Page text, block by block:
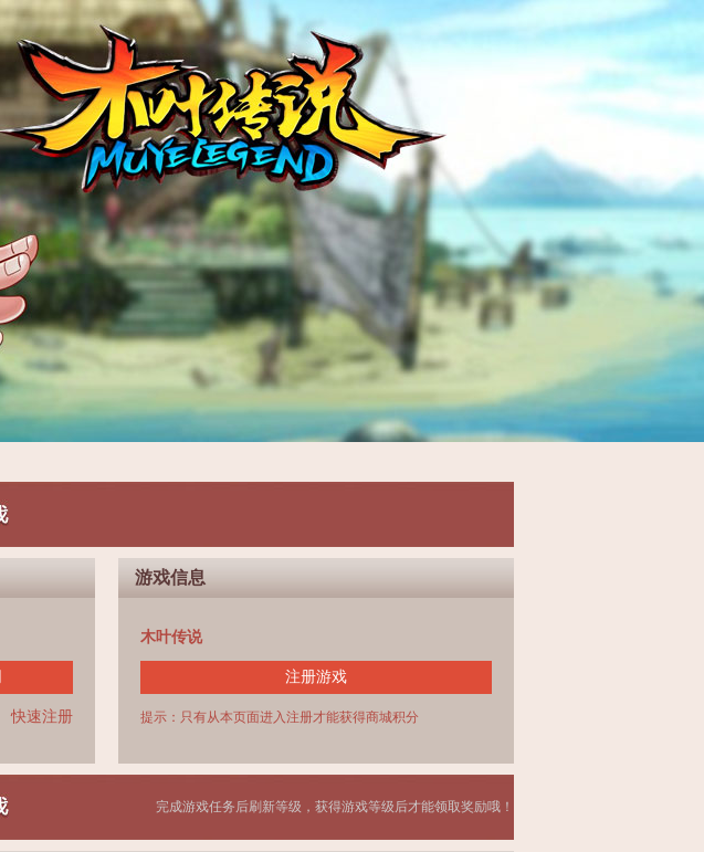
快速注册
游戏信息
木叶传说
注册游戏
提示：只有从本页面进入注册才能获得商城积分
完成游戏任务后刷新等级，获得游戏等级后才能领取奖励哦！